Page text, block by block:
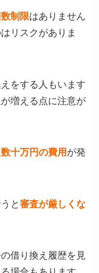
数制限はありません
リスクがありま
をする人もいます
増える点に注意が
十万円の費用が発
と審査が厳しくな
借り換え履歴を見